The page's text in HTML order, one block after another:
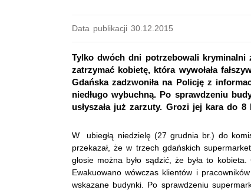
Data publikacji 30.12.2015
Tylko dwóch dni potrzebowali
zatrzymać kobietę, która wywołała
Gdańska zadzwoniła na Policję z
niedługo wybuchną. Po sprawdzeniu
usłyszała już zarzuty. Grozi jej kara do 8
W ubiegłą niedzielę (27 grudnia br.) do
przekazał, że w trzech gdańskich
głosie można było sądzić, że była to
Ewakuowano wówczas klientów i
wskazane budynki. Po sprawdzeniu